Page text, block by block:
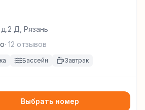
Д, Рязань
· 12 отзывов
Бассейн Завтрак
Выбрать номер